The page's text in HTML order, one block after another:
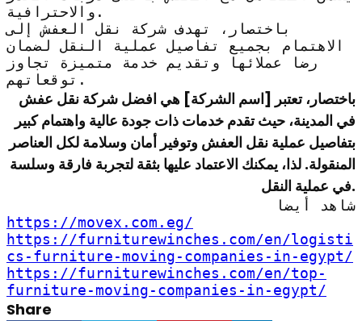
والاحترافية.
باختصار، تهدف شركة نقل العفش إلى
الاهتمام بجميع تفاصيل عملية النقل لضمان
رضا عملائها وتقديم خدمة متميزة تجاوز
توقعاتهم.
باختصار، تعتبر [اسم الشركة] هي افضل شركة نقل عفش
في المدينة، حيث تقدم خدمات ذات جودة عالية واهتمام كبير
بتفاصيل عملية نقل العفش وتوفير أمان وسلامة لكل العناصر
المنقولة. لذا، يمكنك الاعتماد عليها بثقة لتجربة فارقة وسلسة
في عملية النقل.
شاهد أيضا
https://movex.com.eg/
https://furniturewinches.com/en/logisti
cs-furniture-moving-companies-in-egypt/
https://furniturewinches.com/en/top-
furniture-moving-companies-in-egypt/
Share